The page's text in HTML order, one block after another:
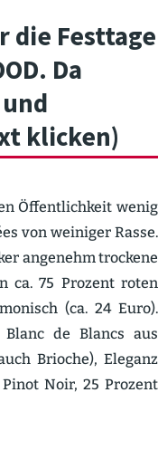
die Festtage
Da
klicken)
Öffent­lichkeit wenig
von weiniger Rasse.
angenehm trockene
ca. 75 Prozent roten
(ca. 24 Euro).
de Blancs aus
Brioche), Eleganz
Noir, 25 Prozent